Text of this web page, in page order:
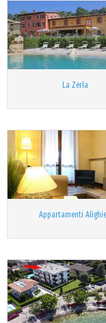
La Zerla
Appartamenti